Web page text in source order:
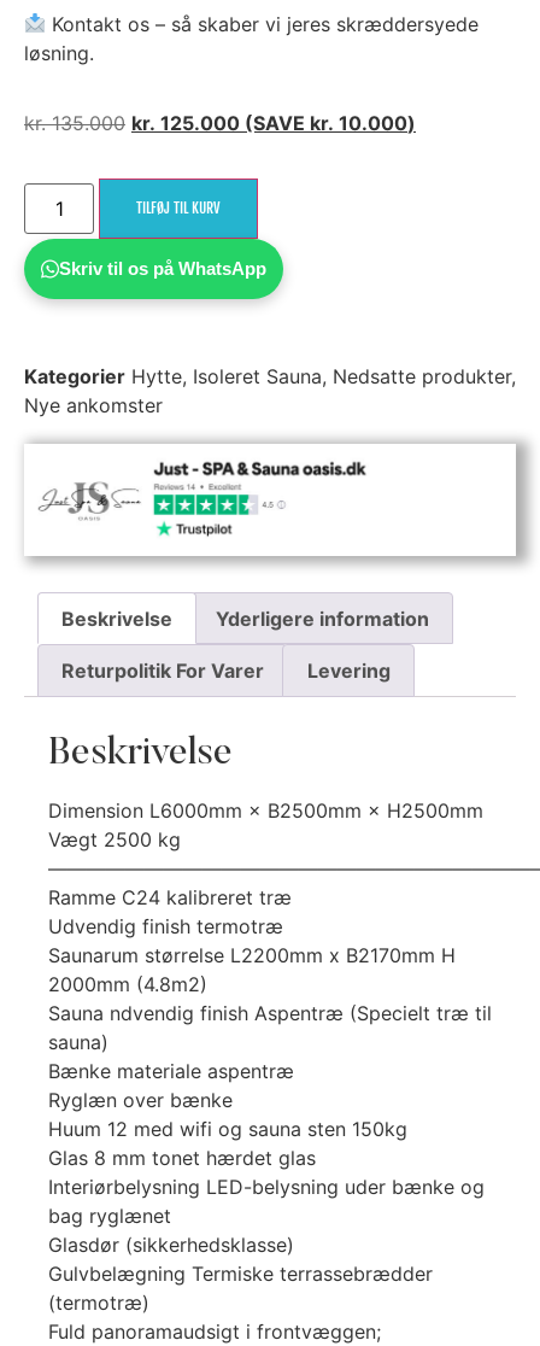
Kontakt os – så skaber vi jeres skræddersyede
løsning.
kr.135.000 kr. 125.000 (SAVE kr. 10.000)
TILFØJ TIL KURV
Skriv til os på WhatsApp
Kategorier Hytte, Isoleret Sauna, Nedsatte produkter,
Nye ankomster
Beskrivelse Yderligere information
Returpolitik For Varer Levering
Beskrivelse
Dimension L6000mm × B2500mm × H2500mm
Vægt 2500 kg
Ramme C24 kalibreret træ
Udvendig finish termotræ
Saunarum størrelse L2200mm x B2170mm H
2000mm (4.8m2)
Sauna ndvendig finish Aspentræ (Specielt træ til
sauna)
Bænke materiale aspentræ
Ryglæn over bænke
Huum 12 med wifi og sauna sten 150kg
Glas 8 mm tonet hærdet glas
Interiørbelysning LED-belysning uder bænke og
bag ryglænet
Glasdør (sikkerhedsklasse)
Gulvbelægning Termiske terrassebrædder
(termotræ)
Fuld panoramaudsigt i frontvæggen;